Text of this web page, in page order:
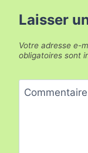
Laisser
Votre adresse e-
obligatoires sont
Commentaire